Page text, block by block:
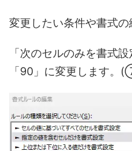
変更したい条件や書式の
「次のセルのみを書式
「90」に変更します。